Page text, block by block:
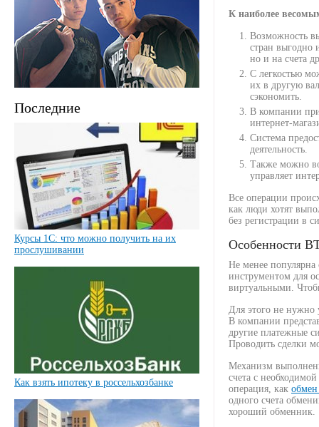
Последние
Курсы 1С: что можно получить на их
прослушивании
Как взять ипотеку в россельхозбанке
К наиболее
Возможность
стран выгодно
но и на счета
С легкостью
их в другую
сэкономить.
В компании
интернет-
Система
деятельность.
Также можно
управляет
Все операции
как люди хотят
без регистрации в
Особенности
Не менее популярна
инструментом для
виртуальными.
Для этого не нужно
В компании
другие платежные
Проводить сделки
Механизм
счета с
операция, как обмен
одного счета
хороший обменник.